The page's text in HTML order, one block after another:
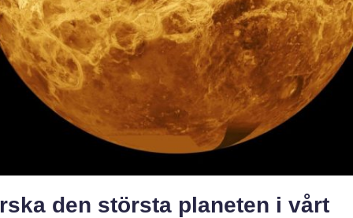
den största planeten i vårt